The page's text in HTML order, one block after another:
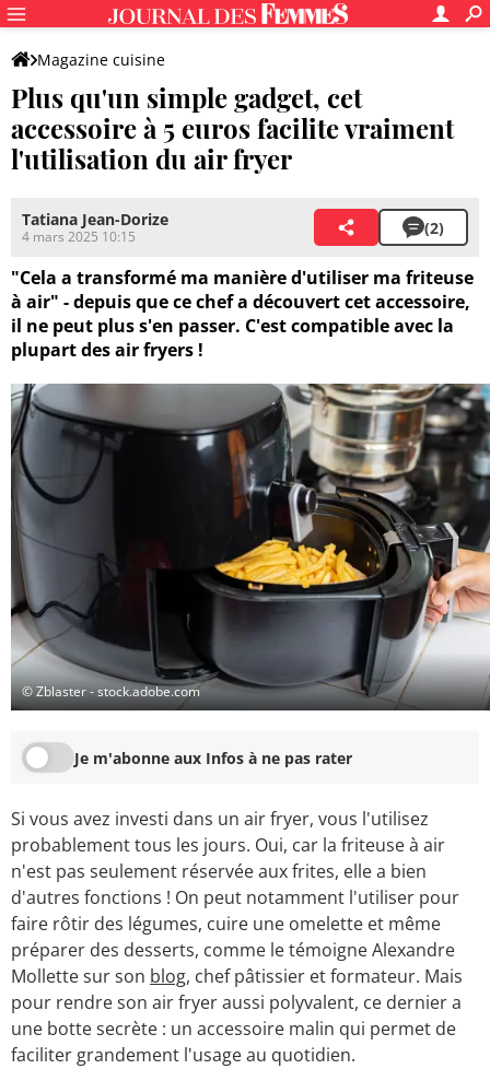
Magazine cuisine
Plus qu'un simple gadget, cet
accessoire à 5 euros facilite vraiment
l'utilisation du air fryer
Tatiana Jean-Dorize
4 mars 2025 10:15 (2)
"Cela a transformé ma manière d'utiliser ma friteuse
à air" - depuis que ce chef a découvert cet accessoire,
il ne peut plus s'en passer. C'est compatible avec la
plupart des air fryers !
© Zblaster - stock.adobe.com
Je m'abonne aux Infos à ne pas rater
Si vous avez investi dans un air fryer, vous l'utilisez
probablement tous les jours. Oui, car la friteuse à air
n'est pas seulement réservée aux frites, elle a bien
d'autres fonctions ! On peut notamment l'utiliser pour
faire rôtir des légumes, cuire une omelette et même
préparer des desserts, comme le témoigne Alexandre
Mollette sur son blog, chef pâtissier et formateur. Mais
pour rendre son air fryer aussi polyvalent, ce dernier a
une botte secrète : un accessoire malin qui permet de
faciliter grandement l'usage au quotidien.